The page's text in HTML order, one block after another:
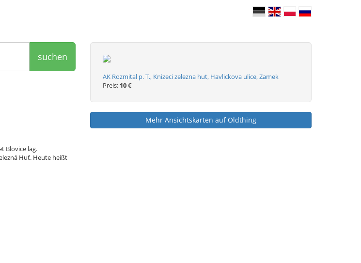
suchen
Blovice lag.
Huť. Heute heißt
AK Rozmital p. T., Knizeci zelezna hut, Havlickova ulice, Zamek
Preis: 10 €
Mehr Ansichtskarten auf Oldthing